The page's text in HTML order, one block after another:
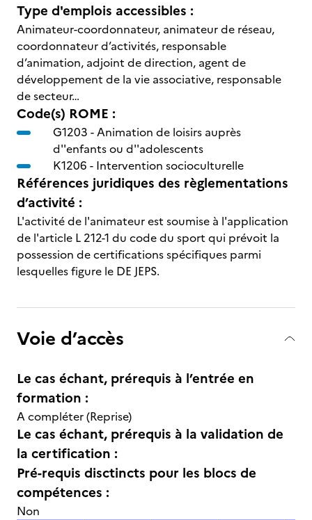
Type d'emplois accessibles :
Animateur-coordonnateur, animateur de réseau,
coordonnateur d’activités, responsable
d’animation, adjoint de direction, agent de
développement de la vie associative, responsable
de secteur…
Code(s) ROME :
G1203 -Animation de loisirs auprès
d''enfants ou d''adolescents
K1206 - Intervention socioculturelle
Références juridiques des règlementations
d’activité :
L'activité de l'animateur est soumise à l'application
de l'article L 212-1 du code du sport qui prévoit la
possession de certifications spécifiques parmi
lesquelles figure le DE JEPS.
Voie d’accès
Le cas échant, prérequis à l’entrée en
formation :
A compléter (Reprise)
Le cas échant, prérequis à la validation de
la certification :
Pré-requis disctincts pour les blocs de
compétences :
Non